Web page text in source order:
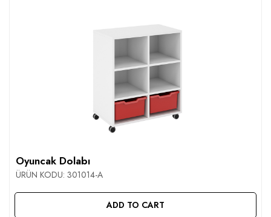
Oyuncak Dolabı
ÜRÜN KODU: 301014-A
ADD TO CART